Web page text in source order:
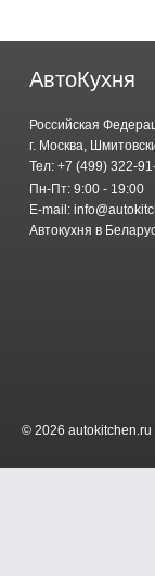
АвтоКухня
Российская
г. Москва,
Тел: +7 (499) 322-
Пн-Пт: 9:00 - 19:00
E-mail:
Автокухня в
© 2026 autokitchen.ru